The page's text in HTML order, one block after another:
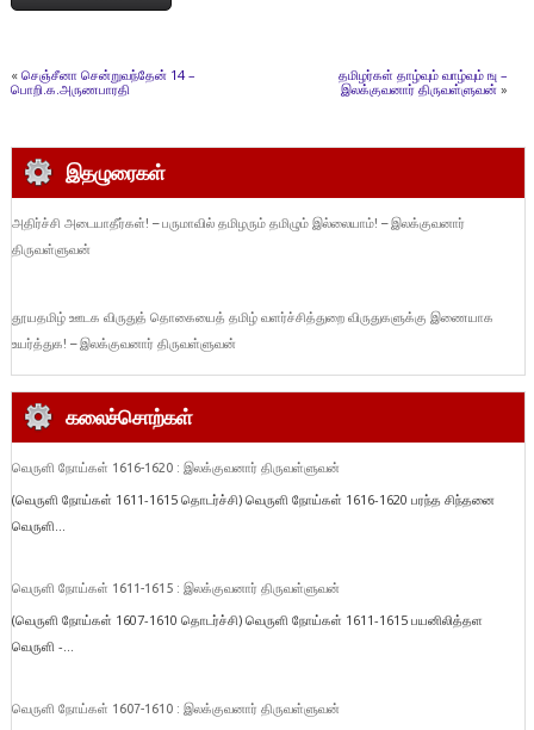
« செஞ்சீனா சென்றுவந்தேன் 14 –
பொறி.க.அருணபாரதி
தமிழர்கள் தாழ்வும் வாழ்வும் ஙு –
இலக்குவனார் திருவள்ளுவன் »
இதழுரைகள்
அதிர்ச்சி அடையாதீர்கள்! – பருமாவில் தமிழரும் தமிழும் இல்லையாம்! – இலக்குவனார்
திருவள்ளுவன்
தூயதமிழ் ஊடக விருதுத் தொகையைத் தமிழ் வளர்ச்சித்துறை விருதுகளுக்கு இணையாக
உயர்த்துக! – இலக்குவனார் திருவள்ளுவன்
கலைச்சொற்கள்
வெருளி நோய்கள் 1616-1620 : இலக்குவனார் திருவள்ளுவன்
(வெருளி நோய்கள் 1611-1615 தொடர்ச்சி) வெருளி நோய்கள் 1616-1620 பரந்த சிந்தனை
வெருளி...
வெருளி நோய்கள் 1611-1615 : இலக்குவனார் திருவள்ளுவன்
(வெருளி நோய்கள் 1607-1610 தொடர்ச்சி) வெருளி நோய்கள் 1611-1615 பயனிலித்தள
வெருளி -...
வெருளி நோய்கள் 1607-1610 : இலக்குவனார் திருவள்ளுவன்